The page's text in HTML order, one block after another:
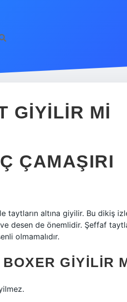
GIYILIR MI
ÇAMAŞIRI
altına giyilir. Bu dikiş
desen de önemlidir. Şeffaf
olmamalıdır.
GIYILIR